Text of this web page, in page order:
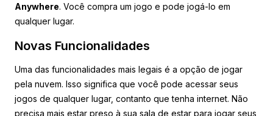
Anywhere. Você compra um jogo e pode jogá-lo em
qualquer lugar.
Novas Funcionalidades
Uma das funcionalidades mais legais é a opção de jogar
pela nuvem. Isso significa que você pode acessar seus
jogos de qualquer lugar, contanto que tenha internet. Não
precisa mais estar preso à sua sala de estar para jogar seus